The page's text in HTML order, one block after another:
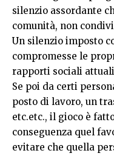
silenzio assordante
comunità, non
Un silenzio imposto
compromesse le
rapporti sociali
Se poi da certi
posto di lavoro, un
etc.etc., il gioco è
conseguenza quel
evitare che quella